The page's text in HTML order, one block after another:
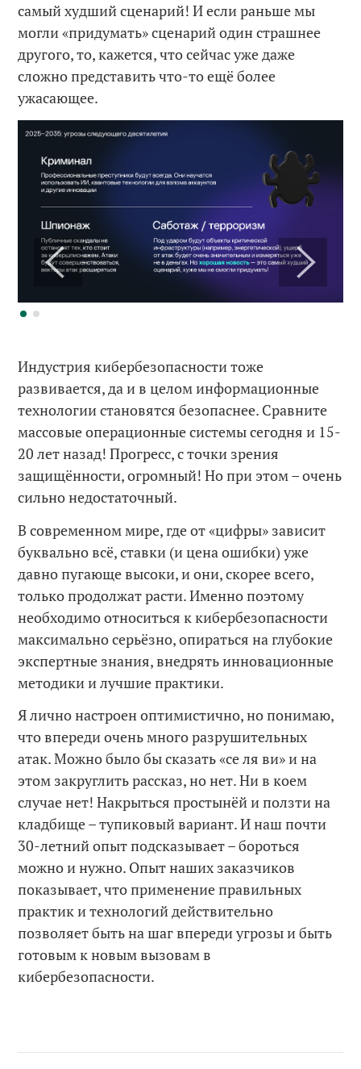
самый худший сценарий! И если раньше мы
могли «придумать» сценарий один страшнее
другого, то, кажется, что сейчас уже даже
сложно представить что-то ещё более
ужасающее.
Индустрия кибербезопасности тоже
развивается, да и в целом информационные
технологии становятся безопаснее. Сравните
массовые операционные системы сегодня и 15-
20 лет назад! Прогресс, с точки зрения
защищённости, огромный! Но при этом – очень
сильно недостаточный.
В современном мире, где от «цифры» зависит
буквально всё, ставки (и цена ошибки) уже
давно пугающе высоки, и они, скорее всего,
только продолжат расти. Именно поэтому
необходимо относиться к кибербезопасности
максимально серьёзно, опираться на глубокие
экспертные знания, внедрять инновационные
методики и лучшие практики.
Я лично настроен оптимистично, но понимаю,
что впереди очень много разрушительных
атак. Можно было бы сказать «се ля ви» и на
этом закруглить рассказ, но нет. Ни в коем
случае нет! Накрыться простынёй и ползти на
кладбище – тупиковый вариант. И наш почти
30-летний опыт подсказывает – бороться
можно и нужно. Опыт наших заказчиков
показывает, что применение правильных
практик и технологий действительно
позволяет быть на шаг впереди угрозы и быть
готовым к новым вызовам в
кибербезопасности.